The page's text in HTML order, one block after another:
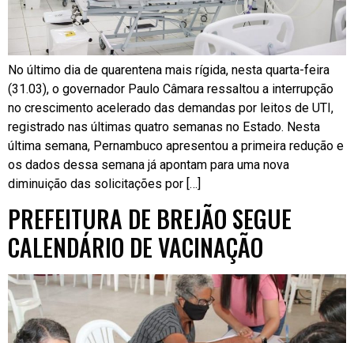
No último dia de quarentena mais rígida, nesta quarta-feira
(31.03), o governador Paulo Câmara ressaltou a interrupção
no crescimento acelerado das demandas por leitos de UTI,
registrado nas últimas quatro semanas no Estado. Nesta
última semana, Pernambuco apresentou a primeira redução e
os dados dessa semana já apontam para uma nova
diminuição das solicitações por […]
PREFEITURA DE BREJÃO SEGUE
CALENDÁRIO DE VACINAÇÃO